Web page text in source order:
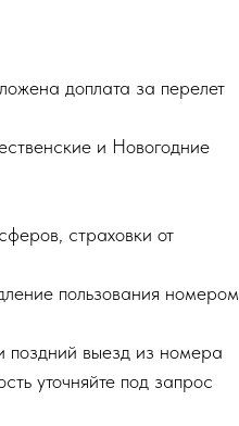
доплата за перелет
и Новогодние
страховки от
пользования номером
поздний выезд из номера
уточняйте под запрос